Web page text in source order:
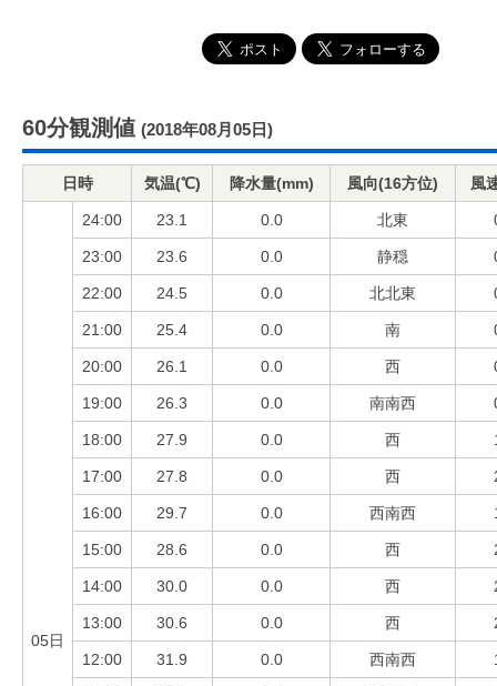
60分観測値 (2018年08月05日)
日時 気温(℃) 降水量(mm) 風向(16方位) 風
05日
24:00 23.1 0.0 北東
23:00 23.6 0.0 静穏
22:00 24.5 0.0 北北東
21:00 25.4 0.0 南
20:00 26.1 0.0 西
19:00 26.3 0.0 南南西
18:00 27.9 0.0 西
17:00 27.8 0.0 西
16:00 29.7 0.0 西南西
15:00 28.6 0.0 西
14:00 30.0 0.0 西
13:00 30.6 0.0 西
12:00 31.9 0.0 西南西